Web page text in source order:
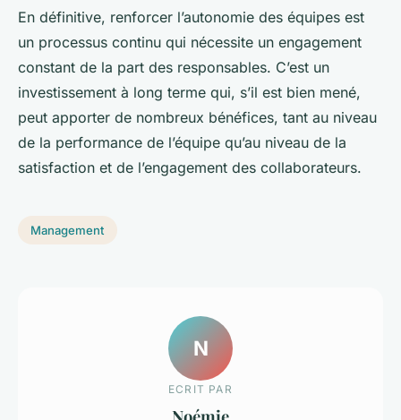
En définitive, renforcer l’autonomie des équipes est
un processus continu qui nécessite un engagement
constant de la part des responsables. C’est un
investissement à long terme qui, s’il est bien mené,
peut apporter de nombreux bénéfices, tant au niveau
de la performance de l’équipe qu’au niveau de la
satisfaction et de l’engagement des collaborateurs.
Management
N
ECRIT PAR